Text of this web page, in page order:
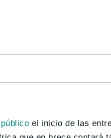
el inicio de las